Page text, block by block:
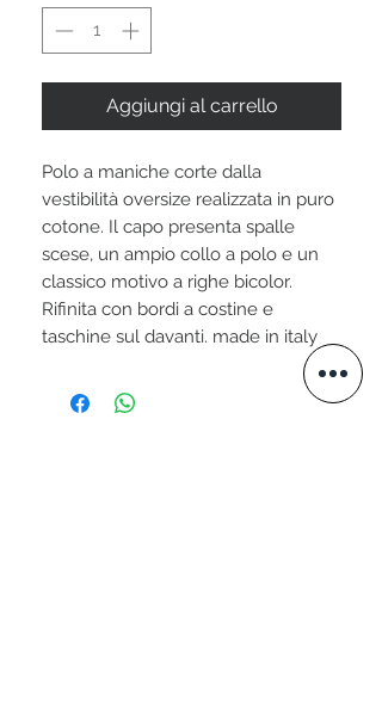
Aggiungi al carrello
Polo a maniche corte dalla
vestibilità oversize realizzata in puro
cotone. Il capo presenta spalle
scese, un ampio collo a polo e un
classico motivo a righe bicolor.
Rifinita con bordi a costine e
taschine sul davanti. made in italy